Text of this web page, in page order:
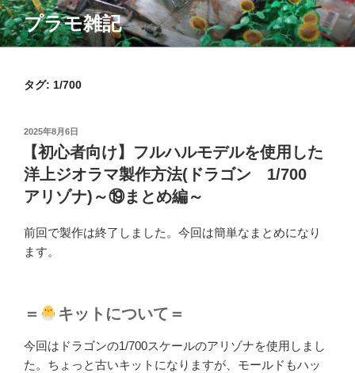
コ
ン
テ
プラモ雑記
タグ: 1/700
投
日:
2025年8月6日
【初心者向け】フルハルモデルを使用した
洋上ジオラマ製作方法(ドラゴン 1/700
アリゾナ)～⑲まとめ編～
前回で製作は終了しました。今回は簡単なまとめになり
ます。
＝ キットについて＝
今回はドラゴンの1/700スケールのアリゾナを使用しまし
た。ちょっと古いキットになりますが、モールドもハッ